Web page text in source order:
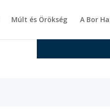
Múlt és Örökség A Bor